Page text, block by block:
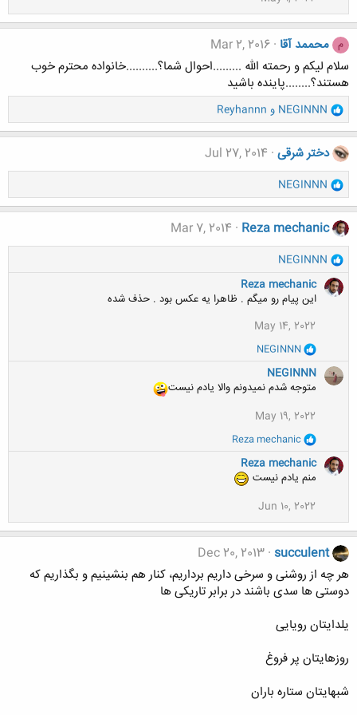
ا
:
م محممد آقا Mar 2, 2016
سلام لیکم و رحمته الله .........احوال شما؟..........خانواده محترم خوب
هستند؟........پاینده باشید
و
ا
ک
ن
ه
ا
:
NEGINNN و Reyhannn
دختر شرقی Jul 27, 2014
و
ا
ک
ن
ه
ا
:
NEGINNN
Reza mechanic
Mar 7, 2014
و
ک
NEGINNN
Reza mechanic
این پیام رو میگم . ظاهرا یه عکس بود . حذف شده
May 14, 2022
و
ک
ن
ه
:
NEGINNN
NEGINNN
متوجه شدم نمیدونم والا یادم نیست
May 19, 2022
و
ک
ه
:
Reza mechanic
Reza mechanic
منم یادم نیست
Jun 10, 2022
succulent
Dec 20, 2013
هر چه از روشنی و سرخی داریم برداریم، کنار هم بنشینیم و بگذاریم که
دوستی ها سدی باشند در برابر تاریکی ها
یلدایتان رویایی
روزهایتان پر فروغ
شبهایتان ستاره باران